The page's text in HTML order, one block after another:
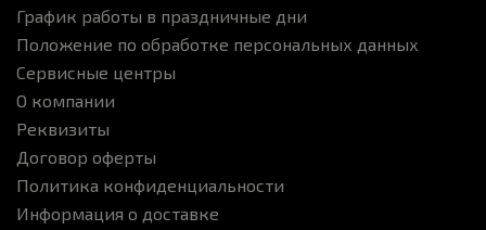
График работы в праздничные дни
Положение по обработке персональных данных
Сервисные центры
О компании
Реквизиты
Договор оферты
Политика конфиденциальности
Информация о доставке